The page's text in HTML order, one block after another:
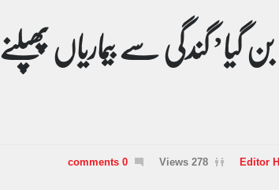
گندگی سے بیماریاں پھپلنے
Editor
278 Views
0 comments